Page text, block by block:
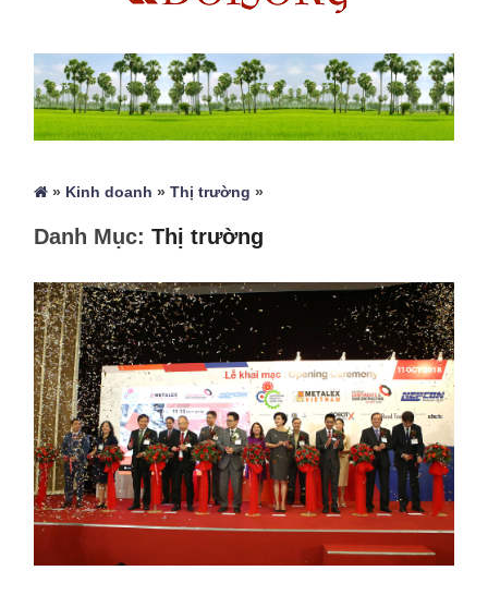
» Kinh doanh »Thị trường »
Danh Mục:Thị trường